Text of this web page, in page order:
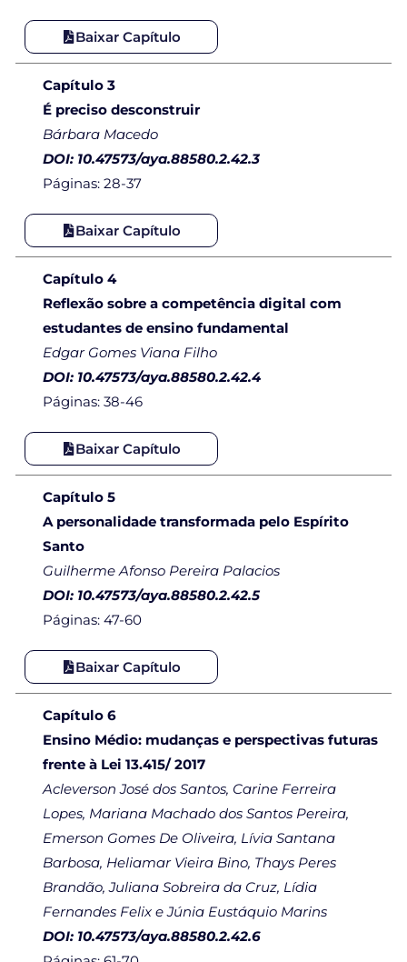
Baixar Capítulo
Capítulo 3
É preciso desconstruir
Bárbara Macedo
DOI: 10.47573/aya.88580.2.42.3
Páginas: 28-37
Baixar Capítulo
Capítulo 4
Reflexão sobre a competência digital com
estudantes de ensino fundamental
Edgar Gomes Viana Filho
DOI: 10.47573/aya.88580.2.42.4
Páginas: 38-46
Baixar Capítulo
Capítulo 5
A personalidade transformada pelo Espírito
Santo
Guilherme Afonso Pereira Palacios
DOI: 10.47573/aya.88580.2.42.5
Páginas: 47-60
Baixar Capítulo
Capítulo 6
Ensino Médio: mudanças e perspectivas futuras
frente à Lei 13.415/ 2017
Acleverson José dos Santos, Carine Ferreira
Lopes, Mariana Machado dos Santos Pereira,
Emerson Gomes De Oliveira, Lívia Santana
Barbosa, Heliamar Vieira Bino, Thays Peres
Brandão, Juliana Sobreira da Cruz, Lídia
Fernandes Felix e Júnia Eustáquio Marins
DOI: 10.47573/aya.88580.2.42.6